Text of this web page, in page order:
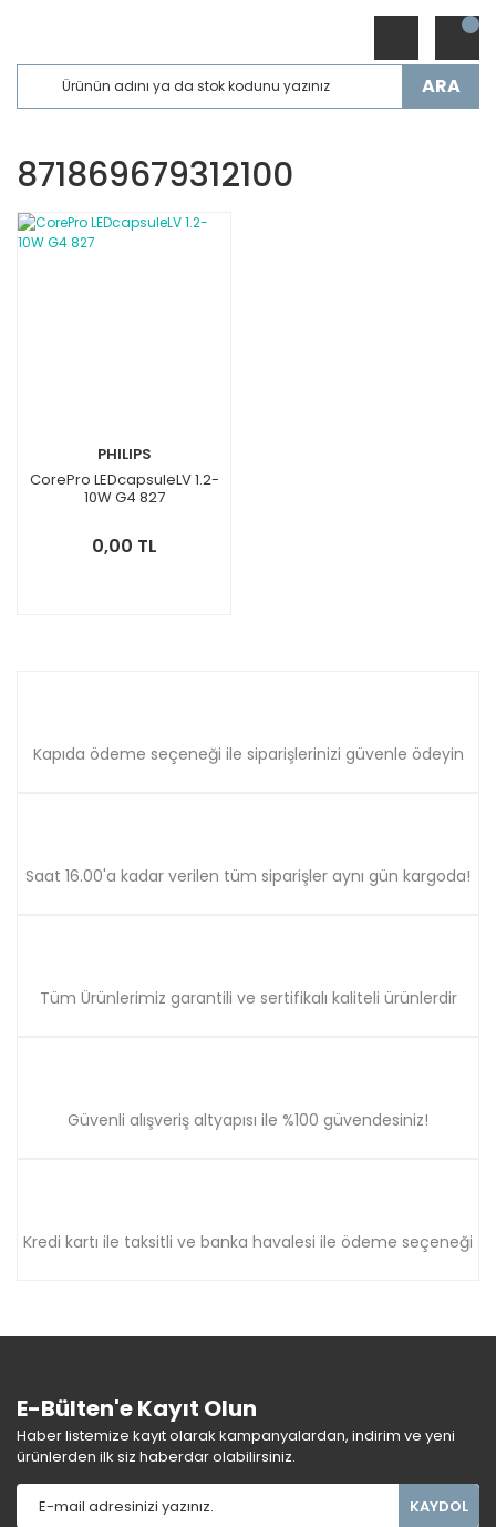
ARA
871869679312100
PHILIPS
CorePro LEDcapsuleLV 1.2-
10W G4 827
0,00 TL
Kapıda ödeme seçeneği ile siparişlerinizi güvenle ödeyin
Saat 16.00'a kadar verilen tüm siparişler aynı gün kargoda!
Tüm Ürünlerimiz garantili ve sertifikalı kaliteli ürünlerdir
Güvenli alışveriş altyapısı ile %100 güvendesiniz!
Kredi kartı ile taksitli ve banka havalesi ile ödeme seçeneği
E-Bülten'e Kayıt Olun
Haber listemize kayıt olarak kampanyalardan, indirim ve yeni
ürünlerden ilk siz haberdar olabilirsiniz.
KAYDOL